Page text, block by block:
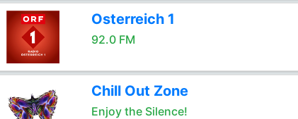
Osterreich 1
92.0 FM
Chill Out Zone
Enjoy the Silence!